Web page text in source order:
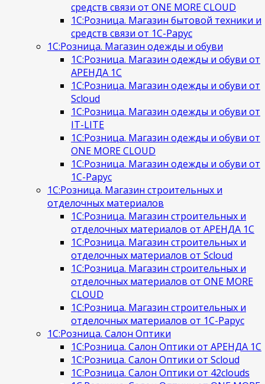
средств связи от ONE MORE CLOUD
1С:Розница. Магазин бытовой техники и
средств связи от 1С-Рарус
1С:Розница. Магазин одежды и обуви
1С:Розница. Магазин одежды и обуви от
АРЕНДА 1С
1С:Розница. Магазин одежды и обуви от
Scloud
1С:Розница. Магазин одежды и обуви от
IT-LITE
1С:Розница. Магазин одежды и обуви от
ONE MORE CLOUD
1С:Розница. Магазин одежды и обуви от
1С-Рарус
1С:Розница. Магазин строительных и
отделочных материалов
1С:Розница. Магазин строительных и
отделочных материалов от АРЕНДА 1С
1С:Розница. Магазин строительных и
отделочных материалов от Scloud
1С:Розница. Магазин строительных и
отделочных материалов от ONE MORE
CLOUD
1С:Розница. Магазин строительных и
отделочных материалов от 1С-Рарус
1С:Розница. Салон Оптики
1С:Розница. Салон Оптики от АРЕНДА 1С
1С:Розница. Салон Оптики от Scloud
1С:Розница. Салон Оптики от 42clouds